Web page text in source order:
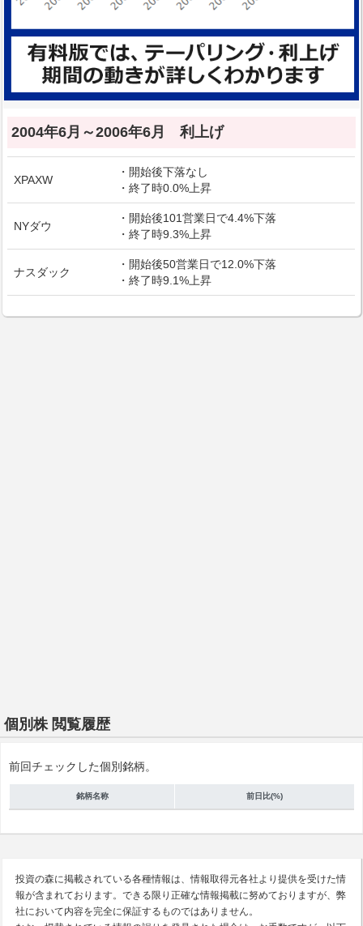
2004年6月～2006年6月 利上げ
XPAXW
・開始後下落なし
・終了時0.0%上昇
NYダウ
・開始後101営業日で4.4%下落
・終了時9.3%上昇
ナスダック
・開始後50営業日で12.0%下落
・終了時9.1%上昇
個別株 閲覧履歴
前回チェックした個別銘柄。
銘柄名称 前日比(%)
投資の森に掲載されている各種情報は、情報取得元各社より提供を受けた情
報が含まれております。できる限り正確な情報掲載に努めておりますが、弊
社において内容を完全に保証するものではありません。